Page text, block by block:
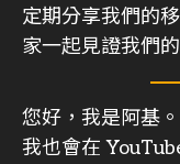
定期分享我們的
家一起見證我們
您好，我是阿基
我也會在